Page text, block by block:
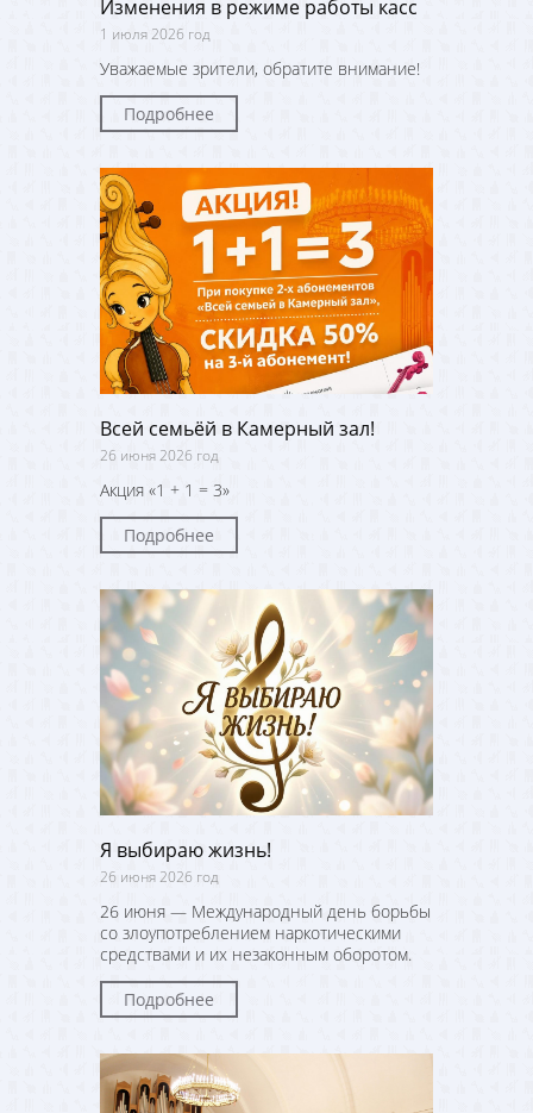
Изменения в режиме работы касс
1 июля 2026 год
Уважаемые зрители, обратите внимание!
Подробнее
Всей семьёй в Камерный зал!
26 июня 2026 год
Акция «1 + 1 = 3»
Подробнее
Я выбираю жизнь!
26 июня 2026 год
26 июня — Международный день борьбы
со злоупотреблением наркотическими
средствами и их незаконным оборотом.
Подробнее